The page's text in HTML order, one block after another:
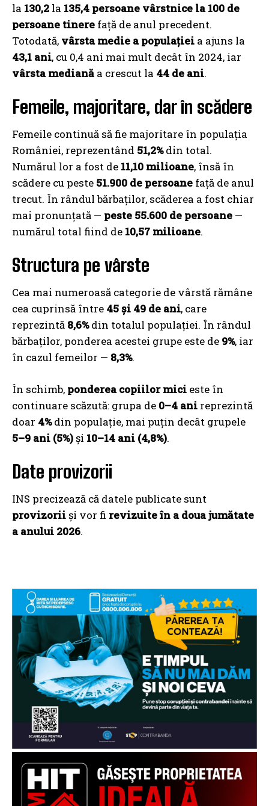
la 130,2 la 135,4 persoane vârstnice la 100 de
persoane tinere față de anul precedent.
Totodată, vârsta medie a populației a ajuns la
43,1 ani, cu 0,4 ani mai mult decât în 2024, iar
vârsta mediană a crescut la 44 de ani.
Femeile, majoritare, dar în scădere
Femeile continuă să fie majoritare în populația
României, reprezentând 51,2%din total.
Numărul lor a fost de 11,10 milioane, însă în
scădere cu peste 51.900 de persoane față de anul
trecut. În rândul bărbaților, scăderea a fost chiar
mai pronunțată — peste 55.600 de persoane —
numărul total fiind de 10,57 milioane.
Structura pe vârste
Cea mai numeroasă categorie de vârstă rămâne
cea cuprinsă între 45 și 49 de ani, care
reprezintă 8,6%din totalul populației. În rândul
bărbaților, ponderea acestei grupe este de 9%, iar
în cazul femeilor — 8,3%.
În schimb, ponderea copiilor mici este în
continuare scăzută: grupa de 0–4 ani reprezintă
doar 4%din populație, mai puțin decât grupele
5–9 ani (5%)și 10–14 ani (4,8%).
Date provizorii
INS precizează că datele publicate sunt
provizoriiși vor fi revizuite în a doua jumătate
a anului 2026.